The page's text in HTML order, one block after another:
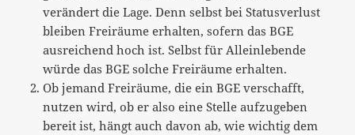
verändert die Lage. Denn selbst bei Statusverlust
bleiben Freiräume erhalten, sofern das BGE
ausreichend hoch ist. Selbst für Alleinlebende
würde das BGE solche Freiräume erhalten.
Ob jemand Freiräume, die ein BGE verschafft,
nutzen wird, ob er also eine Stelle aufzugeben
bereit ist, hängt auch davon ab, wie wichtig dem